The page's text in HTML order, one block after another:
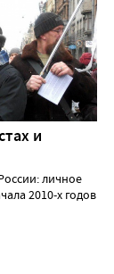
и
личное
2010-х годов